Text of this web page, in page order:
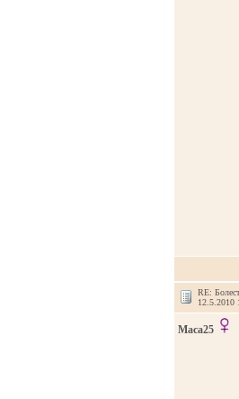
RE:
12.5.2010
Maca25